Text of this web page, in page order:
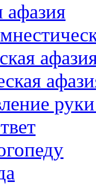
афазия